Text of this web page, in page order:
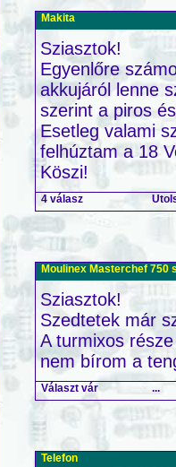
Makita
Sziasztok!
Egyenlőre
akkujáról lenne
szerint a piros
Esetleg valami
felhúztam a 18
Köszi!
4 válasz
Moulinex Masterchef 750
Sziasztok!
Szedtetek már
A turmixos
nem bírom a
Választ vár ...
Telefon